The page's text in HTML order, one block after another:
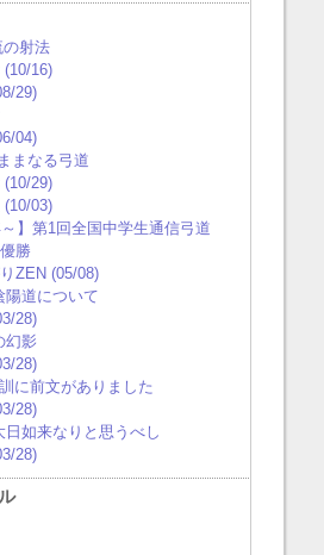
の射法
16)
29)
04)
まなる弓道
29)
03)
～】第1回全国中学生通信弓道
勝
ZEN (05/08)
道について
28)
影
28)
に前文がありました
28)
如来なりと思うべし
28)